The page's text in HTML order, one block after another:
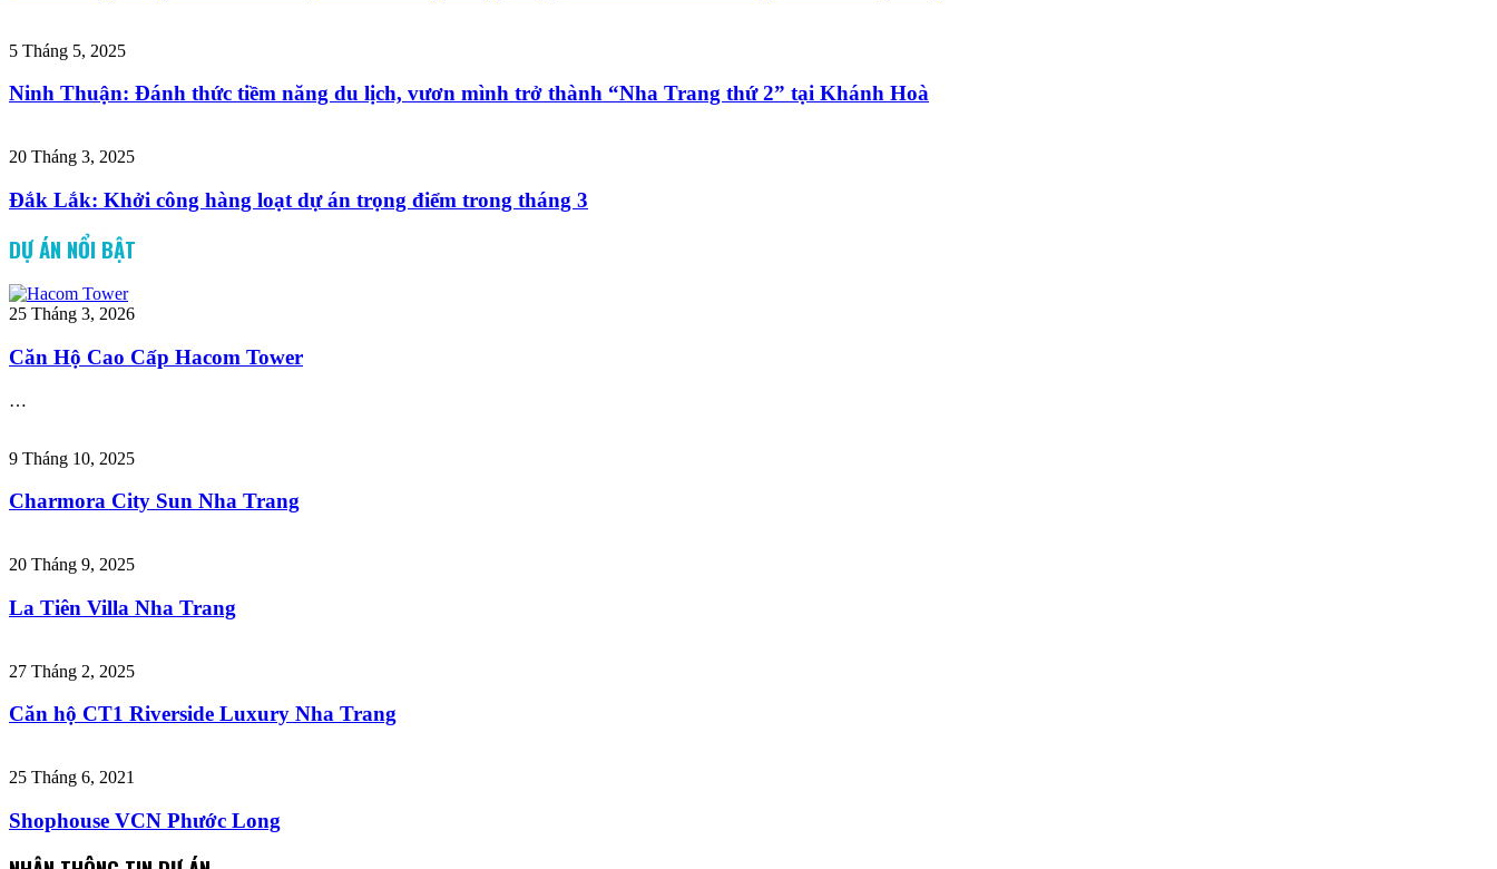
5 Tháng 5, 2025
Ninh Thuận: Đánh thức tiềm năng du lịch, vươn mình trở thành “Nha Trang thứ 2” tại Khánh Hoà
20 Tháng 3, 2025
Đắk Lắk: Khởi công hàng loạt dự án trọng điểm trong tháng 3
DỰ ÁN NỔI BẬT
25 Tháng 3, 2026
Căn Hộ Cao Cấp Hacom Tower
…
9 Tháng 10, 2025
Charmora City Sun Nha Trang
20 Tháng 9, 2025
La Tiên Villa Nha Trang
27 Tháng 2, 2025
Căn hộ CT1 Riverside Luxury Nha Trang
25 Tháng 6, 2021
Shophouse VCN Phước Long